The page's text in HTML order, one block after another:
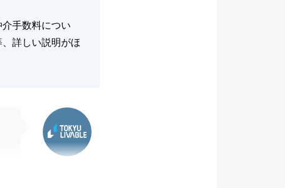
手数料につい
詳しい説明がほ